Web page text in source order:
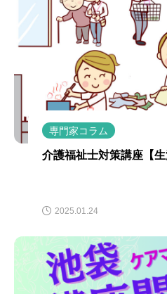
専門家コラム
介護福祉士対策講座【
2025.01.24